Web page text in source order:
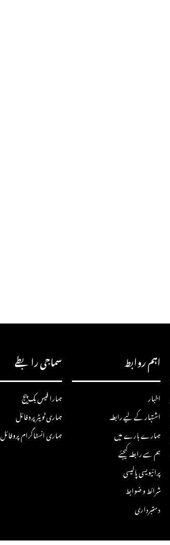
اہم روابط
اخبار
اشتہار کے لیے رابطہ
ہمارے بارے میں
ہم سے رابطہ کیجئے
پرائیویسی پالیسی
شرائط و ضوابط
دستبرداری
سماجی رابطے
ہمارا فیس بک پیج
ہماری ٹویٹر پروفائل
ہماری انسٹاگرام پروفائل